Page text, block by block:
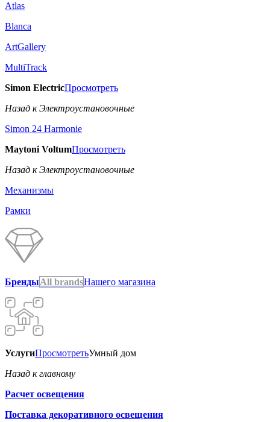
Atlas
Blanca
ArtGallery
MultiTrack
Simon ElectricПросмотреть
Назад к Электроустановочные
Simon 24 Harmonie
Maytoni VoltumПросмотреть
Назад к Электроустановочные
Механизмы
Рамки
БрендыAll brandsНашего магазина
УслугиПросмотретьУмный дом
Назад к главному
Расчет освещения
Поставка декоративного освещения